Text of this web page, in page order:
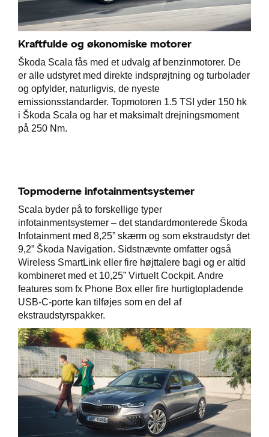
Kraftfulde og økonomiske motorer
Škoda Scala fås med et udvalg af benzinmotorer. De
er alle udstyret med direkte indsprøjtning og turbolader
og opfylder, naturligvis, de nyeste
emissionsstandarder. Topmotoren 1.5 TSI yder 150 hk
i Škoda Scala og har et maksimalt drejningsmoment
på 250 Nm.
Topmoderne infotainmentsystemer
Scala byder på to forskellige typer
infotainmentsystemer – det standardmonterede Škoda
Infotainment med 8,25” skærm og som ekstraudstyr det
9,2” Škoda Navigation. Sidstnævnte omfatter også
Wireless SmartLink eller fire højttalere bagi og er altid
kombineret med et 10,25” Virtuelt Cockpit. Andre
features som fx Phone Box eller fire hurtigtopladende
USB-C-porte kan tilføjes som en del af
ekstraudstyrspakker.